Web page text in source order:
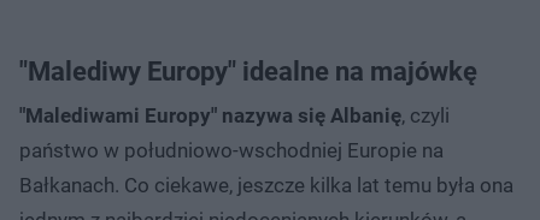
"Malediwy Europy" idealne na majówkę
"Malediwami Europy" nazywa się Albanię, czyli
państwo w południowo-wschodniej Europie na
Bałkanach. Co ciekawe, jeszcze kilka lat temu była ona